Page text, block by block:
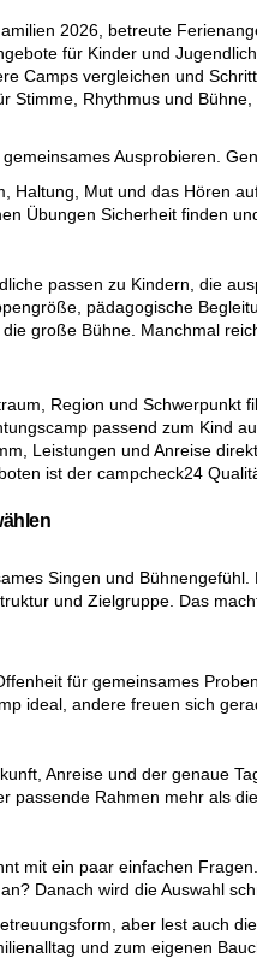
2026, betreute
für Kinder und
Camps vergleichen und
Stimme, Rhythmus und
Ausprobieren.
Haltung, Mut und das Hören
Übungen Sicherheit finden
passen zu Kindern, die
pädagogische
große Bühne. Manchmal
Region und Schwerpunkt
passend zum Kind
Leistungen und Anreise
ist der campcheck24
Singen und
und Zielgruppe. Das
für gemeinsames
ideal, andere freuen sich
Anreise und der genaue
passende Rahmen mehr als
mit ein paar einfachen
Danach wird die Auswahl
aber lest auch
und zum eigenen